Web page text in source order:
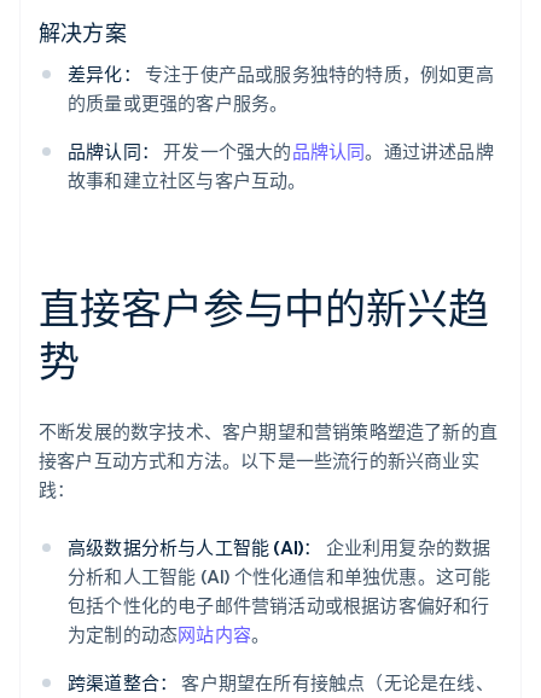
解决方案
差异化：
专注于使产品或服务独特的特质，例如更高
的质量或更强的客户服务。
品牌认同：
开发一个强大的品牌认同。通过讲述品牌
故事和建立社区与客户互动。
直接客户参与中的新兴趋
势
不断发展的数字技术、客户期望和营销策略塑造了新的直
接客户互动方式和方法。以下是一些流行的新兴商业实
践：
高级数据分析与人工智能 (AI)：
企业利用复杂的数据
分析和人工智能 (AI) 个性化通信和单独优惠。这可能
包括个性化的电子邮件营销活动或根据访客偏好和行
为定制的动态网站内容。
跨渠道整合：
客户期望在所有接触点（无论是在线、